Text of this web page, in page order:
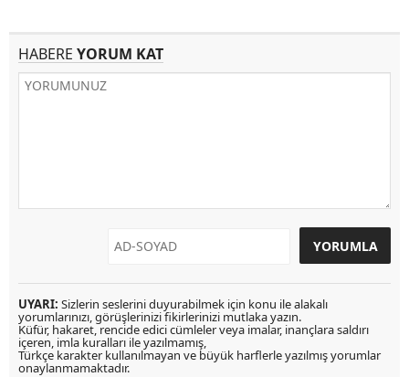
HABERE YORUM KAT
UYARI: Sizlerin seslerini duyurabilmek için konu ile alakalı
yorumlarınızı, görüşlerinizi fikirlerinizi mutlaka yazın.
Küfür, hakaret, rencide edici cümleler veya imalar, inançlara saldırı
içeren, imla kuralları ile yazılmamış,
Türkçe karakter kullanılmayan ve büyük harflerle yazılmış yorumlar
onaylanmamaktadır.